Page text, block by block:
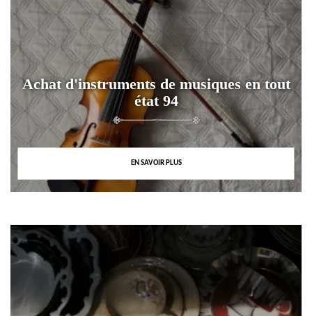
Achat d'instruments de musiques en tout
état 94
EN SAVOIR PLUS